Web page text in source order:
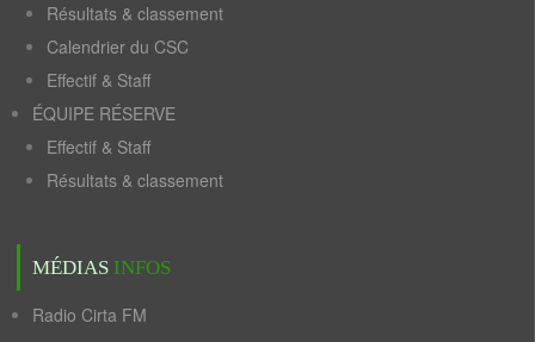
Résultats & classement
Calendrier du CSC
Effectif & Staff
ÉQUIPE RÉSERVE
Effectif & Staff
Résultats & classement
MÉDIAS INFOS
Radio Cirta FM